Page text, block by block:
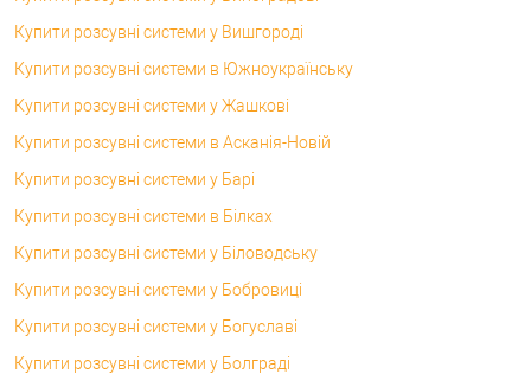
Купити розсувні системи у Вишгороді
Купити розсувні системи в Южноукраїнську
Купити розсувні системи у Жашкові
Купити розсувні системи в Асканія-Новій
Купити розсувні системи у Барі
Купити розсувні системи в Білках
Купити розсувні системи у Біловодську
Купити розсувні системи у Бобровиці
Купити розсувні системи у Богуславі
Купити розсувні системи у Болграді